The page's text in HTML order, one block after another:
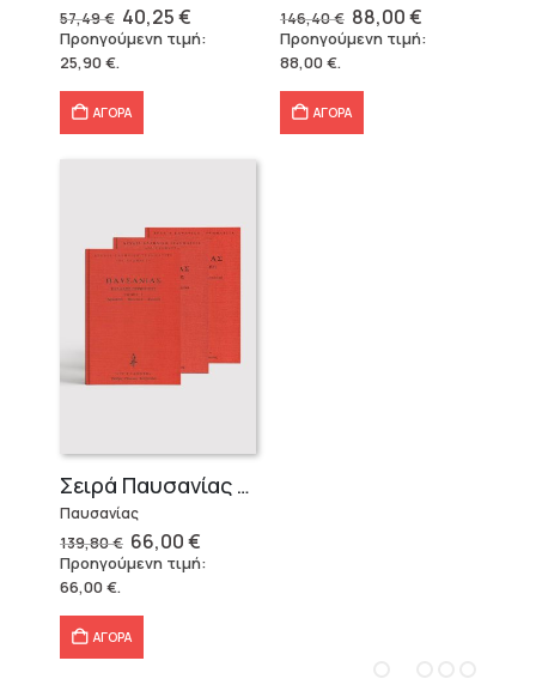
57,49€ Original
price
was:
40,25€Η
τρέχουσα
τιμή
Προηγούμενη τιμή:
25,90€.
ΑΓΟΡΑ
146,40€ Original
price
was:
88,00€Η
τρέχουσα
τιμή
Προηγούμενη τιμή:
88,00€.
ΑΓΟΡΑ
Σειρά Παυσανίας – Δεμένο (3 τόμοι)
Παυσανίας
139,80€ Original
price
was:
66,00€Η
τρέχουσα
τιμή
Προηγούμενη τιμή:
66,00€.
ΑΓΟΡΑ